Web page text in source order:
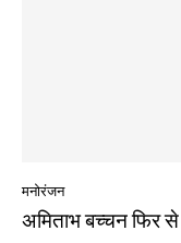
मनोरंजन
अमिताभ बच्चन फिर